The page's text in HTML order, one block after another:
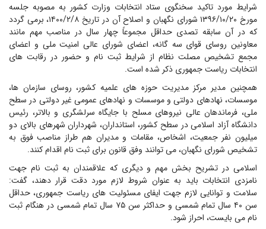
شرایط مورد تاکید سخنگوی ستاد انتخابات وزارت کشور به مصوبه جلسه
مورخ ۱۳۹۶/۱۰/۲۰ شورای نگهبان و اصلاح آن در تاریخ ۱۴۰۰/۲/۸، برمی گردد
که در آن سابقه تصدی حداقل مجموعاً چهار سال در مناصب مهم مانند
معاونین روسای قوای سه گانه، اعضای شورای عالی امنیت ملی و اعضای
مجمع تشخیص مصلت نظام از شرایط ثبت نام و حضور در رقابت های
انتخابات ریاست جمهوری ذکر شده است.
همچنین مدیر مرکز مدیریت حوزه های علمیه کشور، روسای سازمان ها،
موسسات، نهادهای دولتی و موسسات و نهادهای عمومی غیر دولتی در سطح
ملی، فرماندهان عالی نیروهای مسلح با جایگاه سرلشگری و بالاتر، رئیس
دانشگاه آزاد اسلامی در سطح کشور، استانداران، شهرداران شهرهای بالای دو
میلیون نفر جمعیت، اشخاص، مقامات و مدیران هم طراز مناصب فوق به
تشخیص شورای نگهبان، می توانند وفق قانون برای ثبت نام اقدام کنند.
اسلامی در تشریح بخش مهم و دیگری که علاقمندان به ثبت نام جهت
نامزدی انتخابات باید به عنوان شروط لازم مورد دقت قرار دهند، گفت:
سلامت و توانایی لازم جهت ایفای مسئولیت های ریاست جمهوری، حداقل
سن ۴۰ سال تمام شمسی و حداکثر سن ۷۵ سال تمام شمسی در هنگام ثبت
نام می بایست، احراز شود.